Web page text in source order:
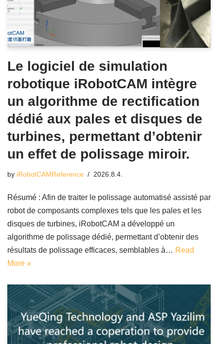
Le logiciel de simulation
robotique iRobotCAM intègre
un algorithme de rectification
dédié aux pales et disques de
turbines, permettant d’obtenir
un effet de polissage miroir.
by iRobotCAMReference 2026.8.4.
Résumé : Afin de traiter le polissage automatisé assisté par
robot de composants complexes tels que les pales et les
disques de turbines, iRobotCAM a développé un
algorithme de polissage dédié, permettant d’obtenir des
résultats de polissage efficaces, semblables à… Read
More »